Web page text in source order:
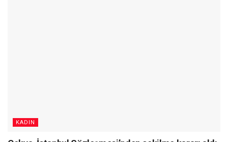
KADIN